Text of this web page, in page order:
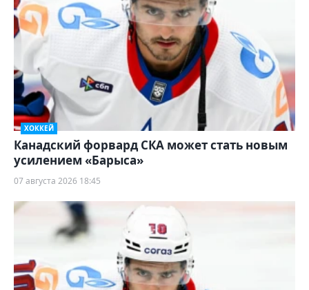
ХОККЕЙ
Канадский форвард СКА может стать новым
усилением «Барыса»
07 августа 2026 18:45